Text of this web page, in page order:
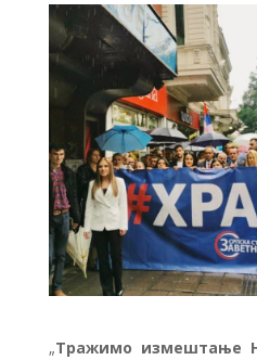
„Тражимо измештање